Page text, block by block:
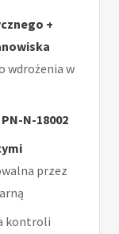
+
wdrożenia w
N-18002
przez
kontroli